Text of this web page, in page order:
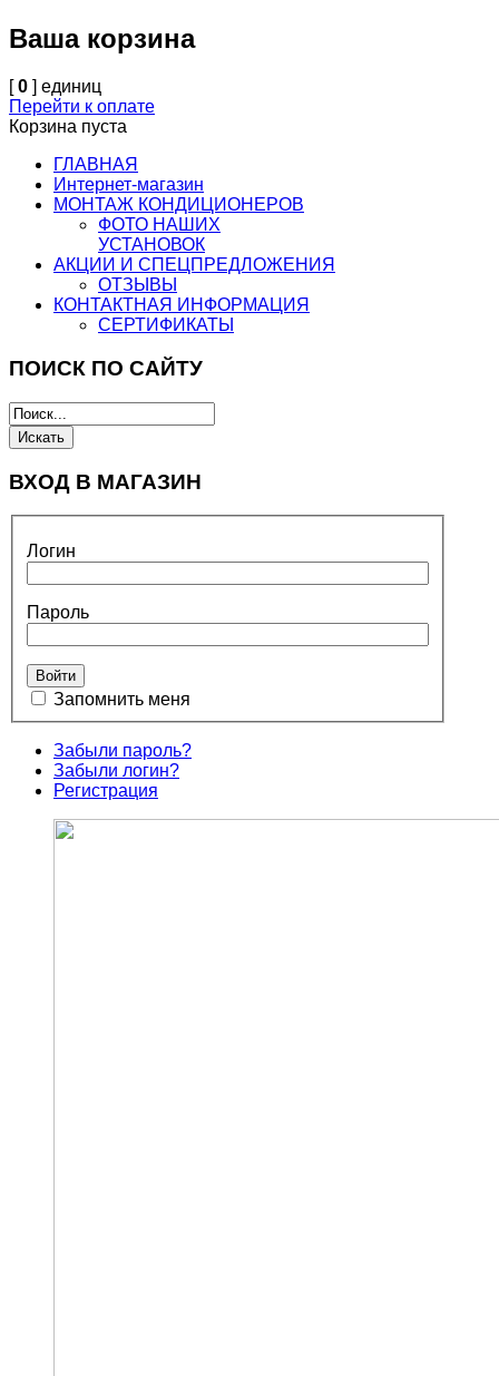
Ваша корзина
[0 ] единиц
Перейти к оплате
Корзина пуста
ГЛАВНАЯ
Интернет-магазин
МОНТАЖ КОНДИЦИОНЕРОВ
ФОТО НАШИХ
УСТАНОВОК
АКЦИИ И СПЕЦПРЕДЛОЖЕНИЯ
ОТЗЫВЫ
КОНТАКТНАЯ ИНФОРМАЦИЯ
СЕРТИФИКАТЫ
ПОИСК ПО САЙТУ
ВХОД В МАГАЗИН
Логин
Пароль
Запомнить меня
Забыли пароль?
Забыли логин?
Регистрация